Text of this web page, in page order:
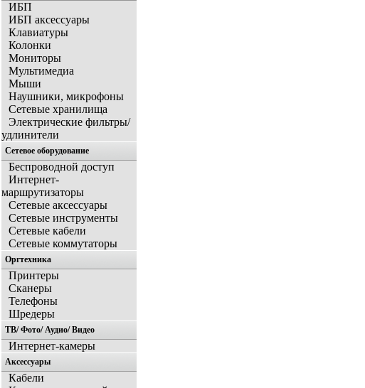
ИБП
ИБП аксессуары
Клавиатуры
Колонки
Мониторы
Мультимедиа
Мыши
Наушники, микрофоны
Сетевые хранилища
Электрические фильтры/
удлинители
Сетевое оборудование
Беспроводной доступ
Интернет-
маршрутизаторы
Сетевые аксессуары
Сетевые инструменты
Сетевые кабели
Сетевые коммутаторы
Оргтехника
Принтеры
Сканеры
Телефоны
Шредеры
ТВ/ Фото/ Аудио/ Видео
Интернет-камеры
Аксессуары
Кабели